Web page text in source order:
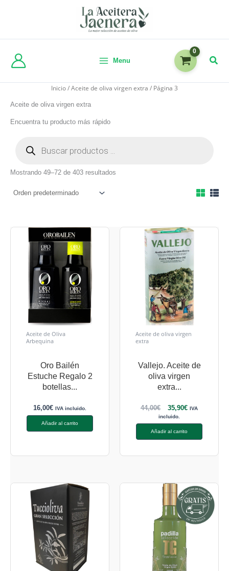
Menu
Inicio/Aceite de oliva virgen extra / Página 3
Aceite de oliva virgen extra
Encuentra tu producto más rápido
Mostrando 49–72 de 403 resultados
Aceite de Oliva
Arbequina
Oro Bailén
Estuche Regalo 2
botellas...
16,00€ IVA incluido.
Añadir al carrito
Aceite de oliva virgen
extra
Vallejo. Aceite de
oliva virgen
extra...
44,00€ 35,90€ IVA
incluido.
Añadir al carrito